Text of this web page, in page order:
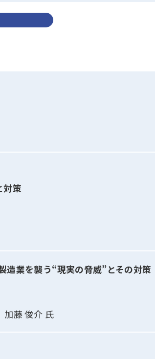
対策
造業を襲う“現実の脅威”とその対策
藤 俊介 氏